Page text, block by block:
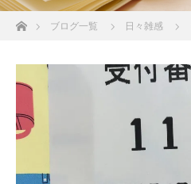
ホームブログ一覧 日々雑感